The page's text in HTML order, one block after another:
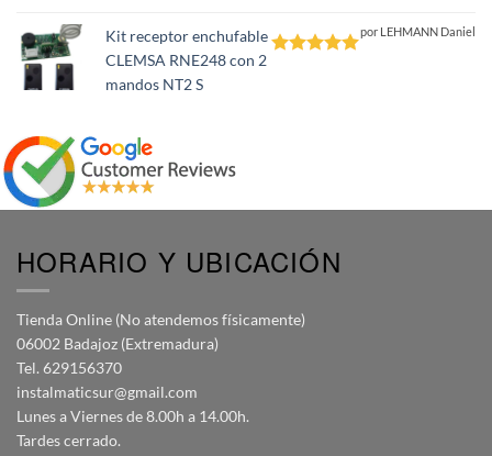
Kit receptor enchufable
CLEMSA RNE248 con 2
mandos NT2 S
por LEHMANN Daniel
HORARIO Y UBICACIÓN
Tienda Online (No atendemos físicamente)
06002 Badajoz (Extremadura)
Tel. 629156370
instalmaticsur@gmail.com
Lunes a Viernes de 8.00h a 14.00h.
Tardes cerrado.